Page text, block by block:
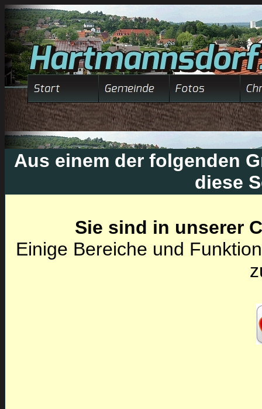
Aus einem der folgenden
diese
Sie sind in unserer
Einige Bereiche und